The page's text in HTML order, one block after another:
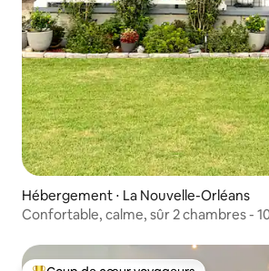
Hébergement ⋅ La Nouvelle-Orléans
Confortable, calme, sûr 2 chambres -